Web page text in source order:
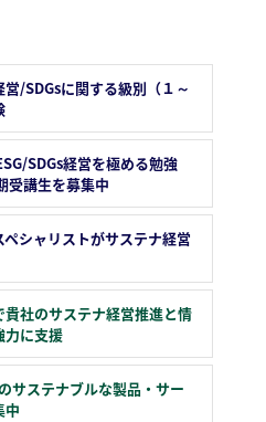
/SDGsに関する級別（１～
SDGs経営を極める勉強
受講生を募集中
ペシャリストがサステナ経営
貴社のサステナ経営推進と情
力に支援
サステナブルな製品・サー
中